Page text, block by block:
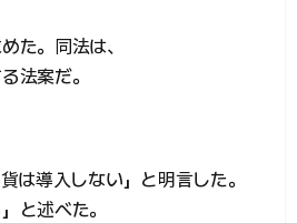
た。同法は、
法案だ。
は導入しない」と明言した。
と述べた。